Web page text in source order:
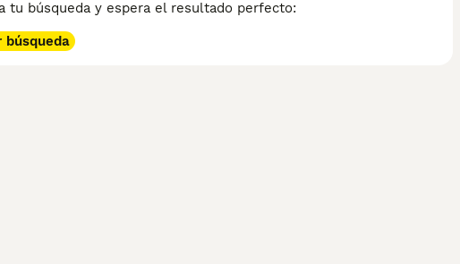
tu búsqueda y espera el resultado perfecto:
búsqueda